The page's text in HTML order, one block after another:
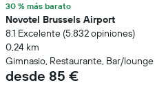
30 % más barato
Novotel Brussels Airport
8.1 Excelente (5.832 opiniones)
0,24 km
Gimnasio, Restaurante, Bar/lounge
desde 85 €